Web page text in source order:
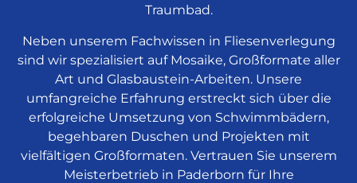
Traumbad.
Neben unserem Fachwissen in Fliesenverlegung
sind wir spezialisiert auf Mosaike, Großformate aller
Art und Glasbaustein-Arbeiten. Unsere
umfangreiche Erfahrung erstreckt sich über die
erfolgreiche Umsetzung von Schwimmbädern,
begehbaren Duschen und Projekten mit
vielfältigen Großformaten. Vertrauen Sie unserem
Meisterbetrieb in Paderborn für Ihre